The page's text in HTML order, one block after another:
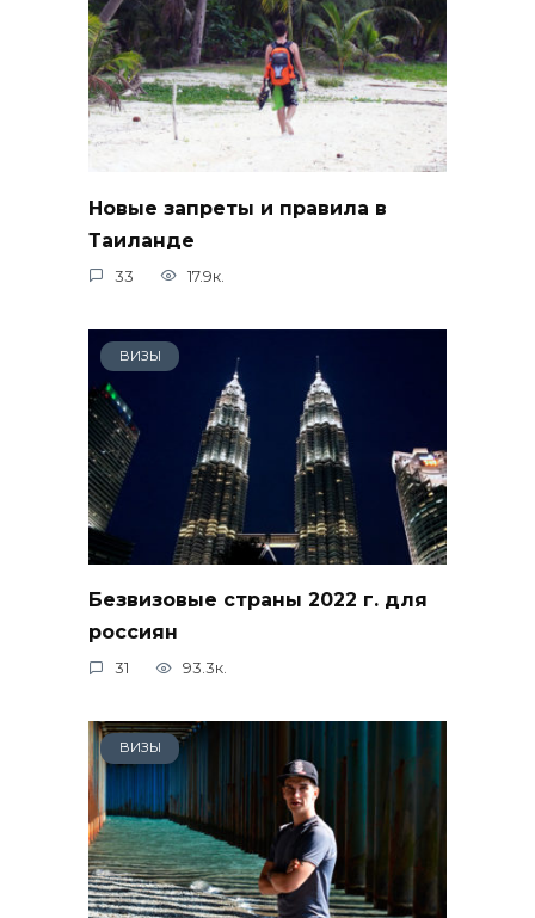
Новые запреты и правила в
Таиланде
33 17.9к.
ВИЗЫ
Безвизовые страны 2022 г. для
россиян
31 93.3к.
ВИЗЫ